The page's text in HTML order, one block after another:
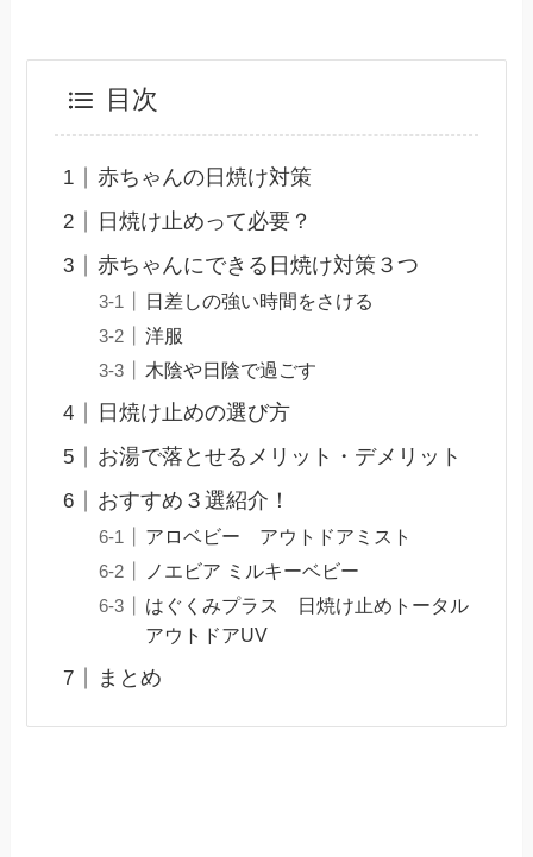
目次
赤ちゃんの日焼け対策
日焼け止めって必要？
赤ちゃんにできる日焼け対策３つ
日差しの強い時間をさける
洋服
木陰や日陰で過ごす
日焼け止めの選び方
お湯で落とせるメリット・デメリット
おすすめ３選紹介！
アロベビー アウトドアミスト
ノエビア ミルキーベビー
はぐくみプラス 日焼け止めトータル
アウトドアUV
まとめ